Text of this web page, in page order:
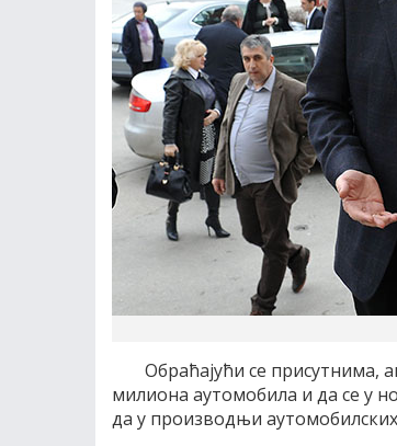
Обраћајући се присутнима,
милиона аутомобила и да се у
да у производњи